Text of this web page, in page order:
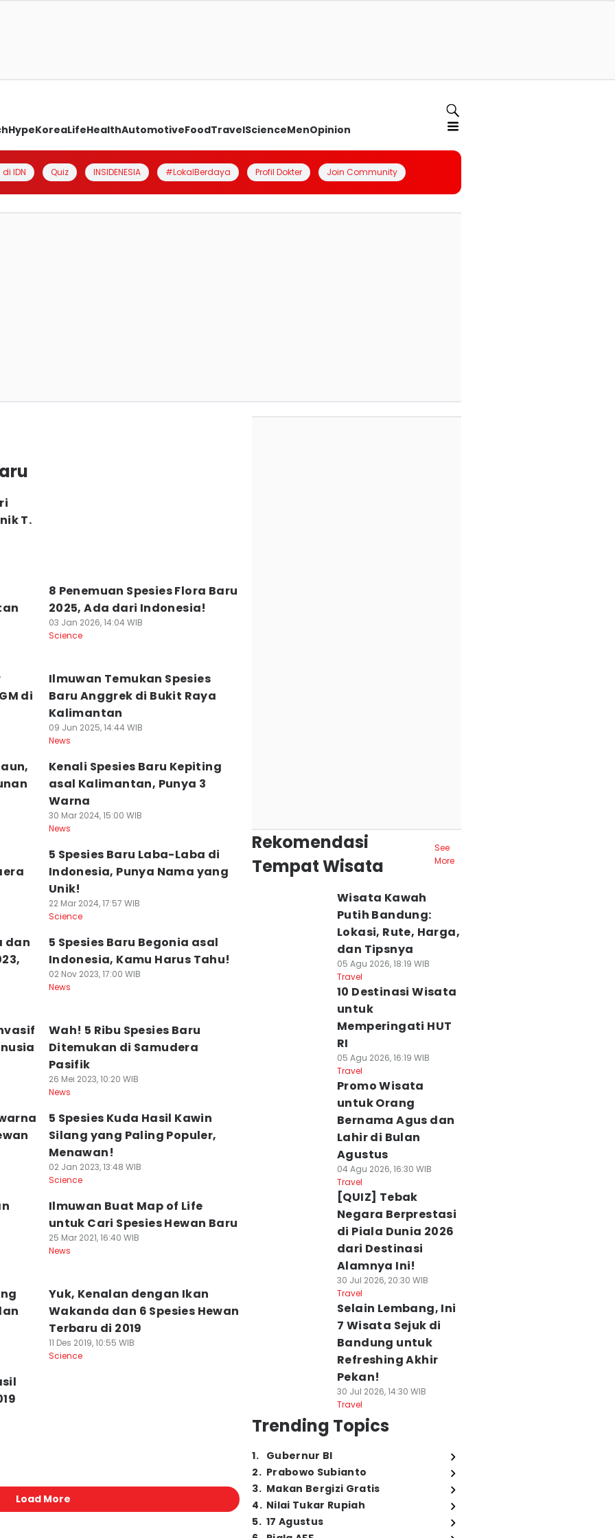
HypeKoreaLifeHealthAutomotiveFoodTravelScienceMenOpinion
IDN Quiz INSIDENESIA #LokalBerdaya Profil Dokter Join Community
T.
8 Penemuan Spesies Flora Baru
2025, Ada dari Indonesia!
03 Jan 2026, 14:04 WIB
Science
di
Ilmuwan Temukan Spesies
Baru Anggrek di Bukit Raya
Kalimantan
09 Jun 2025, 14:44 WIB
News
Kenali Spesies Baru Kepiting
asal Kalimantan, Punya 3
Warna
30 Mar 2024, 15:00 WIB
News
5 Spesies Baru Laba-Laba di
Indonesia, Punya Nama yang
Unik!
22 Mar 2024, 17:57 WIB
Science
dan
5 Spesies Baru Begonia asal
Indonesia, Kamu Harus Tahu!
02 Nov 2023, 17:00 WIB
News
Wah! 5 Ribu Spesies Baru
Ditemukan di Samudera
Pasifik
26 Mei 2023, 10:20 WIB
News
5 Spesies Kuda Hasil Kawin
Silang yang Paling Populer,
Menawan!
02 Jan 2023, 13:48 WIB
Science
Ilmuwan Buat Map of Life
untuk Cari Spesies Hewan Baru
25 Mar 2021, 16:40 WIB
News
Yuk, Kenalan dengan Ikan
Wakanda dan 6 Spesies Hewan
Terbaru di 2019
11 Des 2019, 10:55 WIB
Science
Load More
Rekomendasi
Tempat Wisata
See
More
Wisata Kawah
Putih Bandung:
Lokasi, Rute, Harga,
dan Tipsnya
05 Agu 2026, 18:19 WIB
Travel
10 Destinasi Wisata
untuk
Memperingati HUT
RI
05 Agu 2026, 16:19 WIB
Travel
Promo Wisata
untuk Orang
Bernama Agus dan
Lahir di Bulan
Agustus
04 Agu 2026, 16:30 WIB
Travel
[QUIZ] Tebak
Negara Berprestasi
di Piala Dunia 2026
dari Destinasi
Alamnya Ini!
30 Jul 2026, 20:30 WIB
Travel
Selain Lembang, Ini
7 Wisata Sejuk di
Bandung untuk
Refreshing Akhir
Pekan!
30 Jul 2026, 14:30 WIB
Travel
Trending Topics
1. Gubernur BI
2. Prabowo Subianto
3. Makan Bergizi Gratis
4. Nilai Tukar Rupiah
5. 17 Agustus